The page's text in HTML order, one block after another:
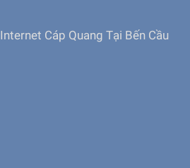
Cáp Quang Tại Bến Cầu